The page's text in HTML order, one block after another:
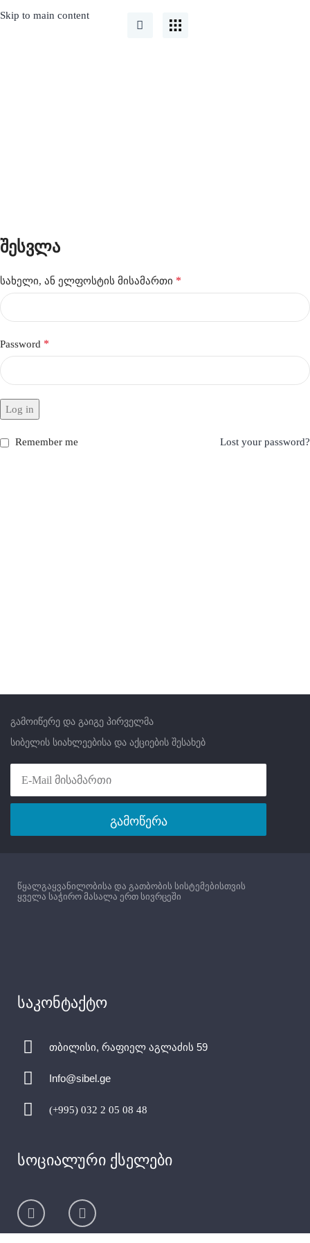
Skip to main content
შესვლა
სახელი, ან ელფოსტის მისამართი *
Password *
Log in
Lost your password?
Remember me
გამოიწერე და გაიგე პირველმა
სიბელის სიახლეებისა და აქციების შესახებ
გამოწერა
წყალგაყვანილობისა და გათბობის სისტემებისთვის
ყველა საჭირო მასალა ერთ სივრცეში
საკონტაქტო
თბილისი, რაფიელ აგლაძის 59
Info@sibel.ge
(+995) 032 2 05 08 48
სოციალური ქსელები